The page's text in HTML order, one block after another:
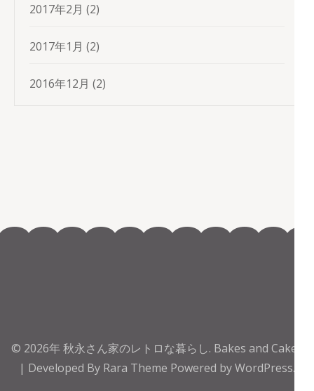
2017年2月 (2)
2017年1月 (2)
2016年12月 (2)
© 2026年 秋永さん家のレトロな暮らし. Bakes and Cakes
| Developed By Rara Theme Powered byWordPress.